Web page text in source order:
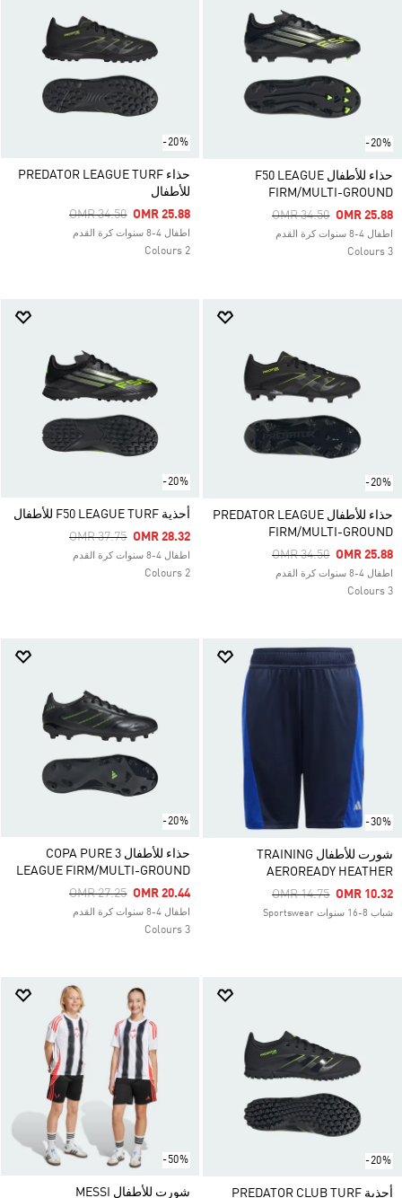
-20%
حذاء للأطفال F50 LEAGUE
FIRM/MULTI-GROUND
Price Reduced From
OMR 34.50ToOMR 25.88
اطفال 4-8 سنوات كرة القدم
3 Colours
-20%
حذاء PREDATOR LEAGUE TURF
للأطفال
Price Reduced From
OMR 34.50ToOMR 25.88
اطفال 4-8 سنوات كرة القدم
2 Colours
-20%
حذاء للأطفال PREDATOR LEAGUE
FIRM/MULTI-GROUND
Price Reduced From
OMR 34.50ToOMR 25.88
اطفال 4-8 سنوات كرة القدم
3 Colours
-20%
أحذية F50 LEAGUE TURF للأطفال
Price Reduced From
OMR 37.75ToOMR 28.32
اطفال 4-8 سنوات كرة القدم
2 Colours
-30%
شورت للأطفال TRAINING
AEROREADY HEATHER
Price Reduced From
OMR 14.75ToOMR 10.32
شباب 8-16 سنوات Sportswear
-20%
حذاء للأطفال COPA PURE 3
LEAGUE FIRM/MULTI-GROUND
Price Reduced From
OMR 27.25ToOMR 20.44
اطفال 4-8 سنوات كرة القدم
3 Colours
-20%
أحذية PREDATOR CLUB TURF
-50%
شورت للأطفال MESSI